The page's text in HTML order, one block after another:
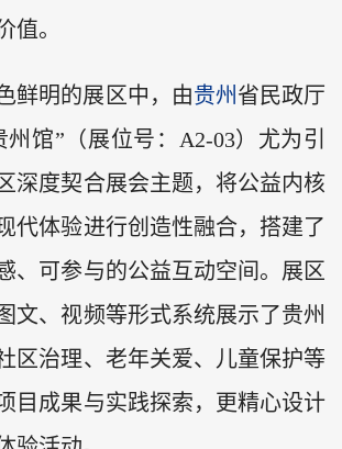
值。
鲜明的展区中，由贵州 省民政厅
馆”（展位号：A2-03）尤为引
深度契合展会主题，将公益内核
代体验进行创造性融合，搭建了
、可参与的公益互动空间。展区
文、视频等形式系统展示了贵州
区治理、老年关爱、儿童保护等
目成果与实践探索，更精心设计